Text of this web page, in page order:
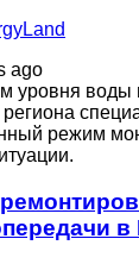
ago
уровня воды
региона
режим
в